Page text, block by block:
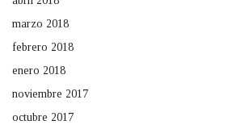
marzo 2018
febrero 2018
enero 2018
noviembre 2017
octubre 2017